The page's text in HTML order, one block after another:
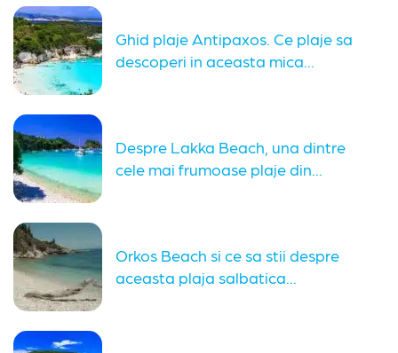
Ghid plaje Antipaxos. Ce plaje sa
descoperi in aceasta mica...
Despre Lakka Beach, una dintre
cele mai frumoase plaje din...
Orkos Beach si ce sa stii despre
aceasta plaja salbatica...